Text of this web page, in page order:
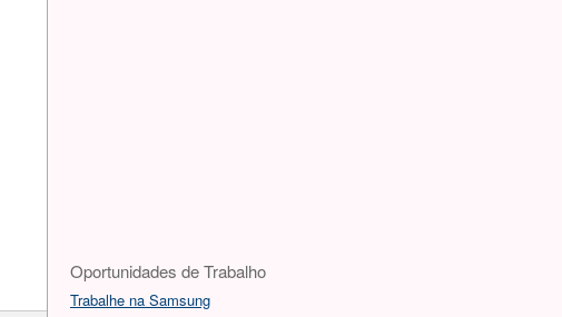
Oportunidades de Trabalho
Trabalhe na Samsung